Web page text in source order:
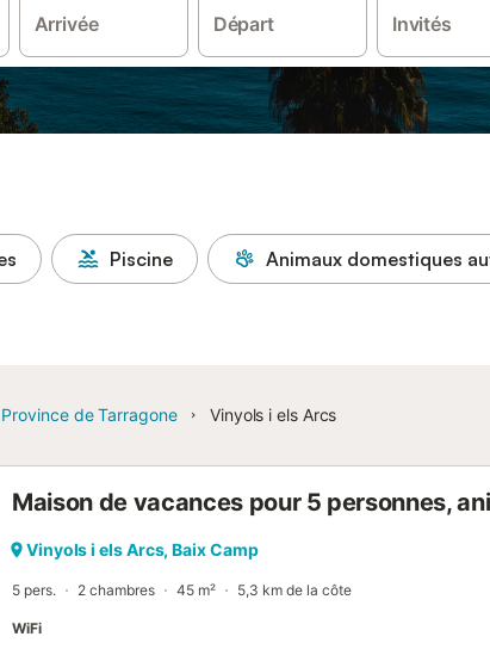
Arrivée Départ Invités
Piscine Animaux domestiques
Province de Tarragone Vinyols i els Arcs
Maison de vacances pour 5 personnes,
Vinyols i els Arcs, Baix Camp
5 pers. 2 chambres 45 m² 5,3 km de la côte
WiFi